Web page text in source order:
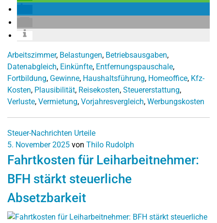
Arbeitszimmer, Belastungen, Betriebsausgaben,
Datenabgleich, Einkünfte, Entfernungspauschale,
Fortbildung, Gewinne, Haushaltsführung, Homeoffice, Kfz-
Kosten, Plausibilität, Reisekosten, Steuererstattung,
Verluste, Vermietung, Vorjahresvergleich, Werbungskosten
Steuer-Nachrichten Urteile
5. November 2025 von Thilo Rudolph
Fahrtkosten für Leiharbeitnehmer:
BFH stärkt steuerliche
Absetzbarkeit